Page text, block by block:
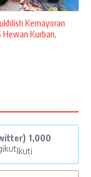
Kemayoran
Hewan Kurban,
1,000
Ikuti